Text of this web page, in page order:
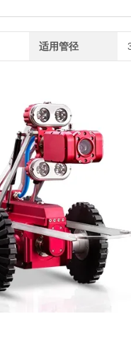
适用管径